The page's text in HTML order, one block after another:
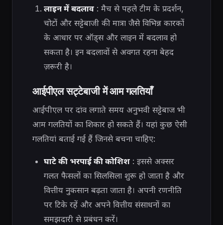
लाइन में बदलाव: मैच से पहले टीम के प्रदर्शन,
चोटों और सट्टेबाजी की मात्रा जैसे विभिन्न कारकों
के आधार पर ऑड्स और लाइन में बदलाव हो
सकता है। इन बदलावों से अवगत रहना बेहद
ज़रूरी है।
आईपीएल सट्टेबाजी में आम गलतियाँ
आईपीएल पर दांव लगाते समय अनुभवी सट्टेबाज भी
आम गलतियों का शिकार हो सकते हैं। यहां कुछ ऐसी
गलतियां बताई गई हैं जिनसे बचना चाहिए:
घाटे की भरपाई की कोशिश: इससे अक्सर
गलत फैसलों का सिलसिला शुरू हो जाता है और
वित्तीय नुकसान बढ़ता जाता है। अपनी रणनीति
पर टिके रहें और अपने वित्तीय संसाधनों का
समझदारी से प्रबंधन करें।